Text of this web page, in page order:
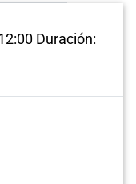
Duración: